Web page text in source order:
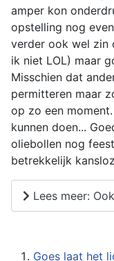
amper kon
opstelling nog
verder ook wel zin
ik niet LOL) maar
Misschien dat
permitteren maar
op zo een
kunnen doen...
oliebollen nog
betrekkelijk
Lees meer:
Goes laat het